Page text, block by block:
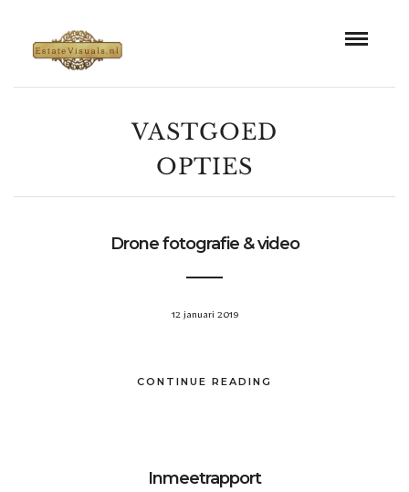
VASTGOED
OPTIES
Drone fotografie & video
12 januari 2019
CONTINUE READING
Inmeetrapport